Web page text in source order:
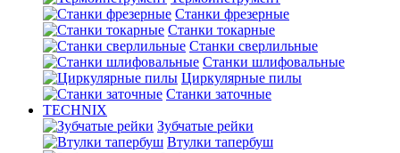
Станки фрезерные
Станки токарные
Станки сверлильные
Станки шлифовальные
Циркулярные пилы
Станки заточные
TECHNIX
Зубчатые рейки
Втулки тапербуш